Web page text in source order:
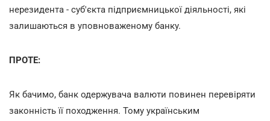
нерезидента - суб'єкта підприємницької діяльності, які
залишаються в уповноваженому банку.
ПРОТЕ:
Як бачимо, банк одержувача валюти повинен перевіряти
законність її походження. Тому українським